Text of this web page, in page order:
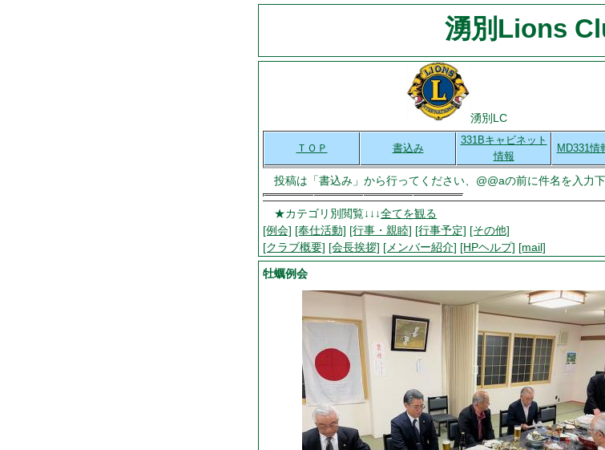
湧別Lions
湧別LC
ＴＯＰ 書込み
331Bキャビネット
情報
MD331情
投稿は「書込み」から行ってください、@@aの前に件名を入力
★カテゴリ別閲覧↓↓↓全てを観る
[例会] [奉仕活動] [行事・親睦] [行事予定] [その他]
[クラブ概要] [会長挨拶] [メンバー紹介] [HPヘルプ] [mail]
牡蠣例会